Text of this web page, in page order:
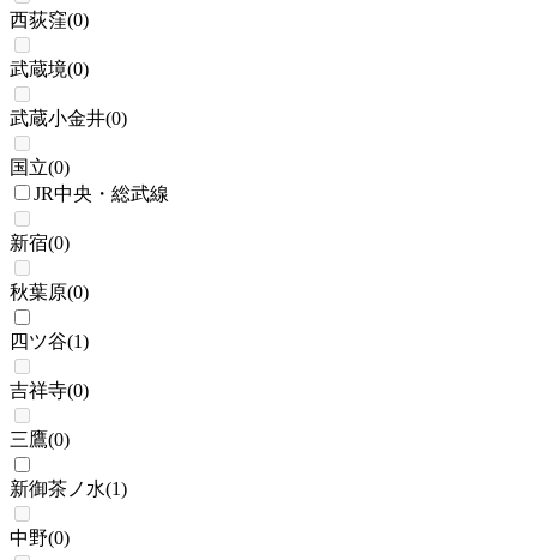
西荻窪(0)
武蔵境(0)
武蔵小金井(0)
国立(0)
JR中央・総武線
新宿(0)
秋葉原(0)
四ツ谷(1)
吉祥寺(0)
三鷹(0)
新御茶ノ水(1)
中野(0)